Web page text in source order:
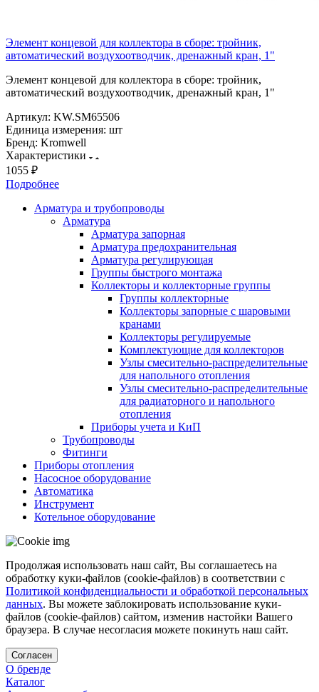
Элемент концевой для коллектора в сборе: тройник,
автоматический воздухоотводчик, дренажный кран, 1"
Элемент концевой для коллектора в сборе: тройник,
автоматический воздухоотводчик, дренажный кран, 1"
Артикул: KW.SM65506
Единица измерения: шт
Бренд: Kromwell
Характеристики
1055 ₽
Подробнее
Арматура и трубопроводы
Арматура
Арматура запорная
Арматура предохранительная
Арматура регулирующая
Группы быстрого монтажа
Коллекторы и коллекторные группы
Группы коллекторные
Коллекторы запорные с шаровыми
кранами
Коллекторы регулируемые
Комплектующие для коллекторов
Узлы смесительно-распределительные
для напольного отопления
Узлы смесительно-распределительные
для радиаторного и напольного
отопления
Приборы учета и КиП
Трубопроводы
Фитинги
Приборы отопления
Насосное оборудование
Автоматика
Инструмент
Котельное оборудование
Продолжая использовать наш сайт, Вы соглашаетесь на
обработку куки-файлов (cookie-файлов) в соответствии с
Политикой конфиденциальности и обработкой персональных
данных. Вы можете заблокировать использование куки-
файлов (cookie-файлов) сайтом, изменив настойки Вашего
браузера. В случае несогласия можете покинуть наш сайт.
Согласен
О бренде
Каталог